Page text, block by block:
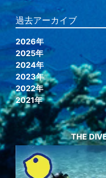
過去アーカイブ
2026年
2025年
2024年
2023年
2022年
2021年
THE